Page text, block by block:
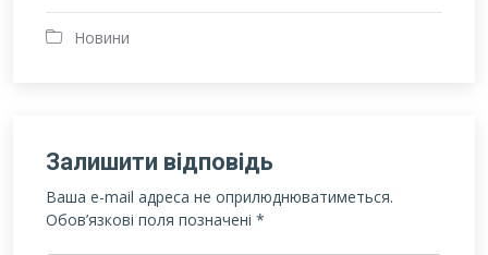
Новини
Залишити відповідь
Ваша e-mail адреса не оприлюднюватиметься.
Обов’язкові поля позначені *